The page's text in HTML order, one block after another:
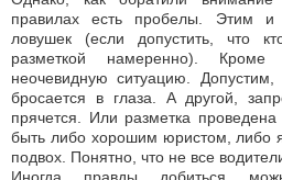
правилах есть пробелы. Этим и
ловушек (если допустить, что
разметкой намеренно). Кроме
неочевидную ситуацию.
бросается в глаза. А другой,
прячется. Или разметка
быть либо хорошим юристом, либо
подвох. Понятно, что не все